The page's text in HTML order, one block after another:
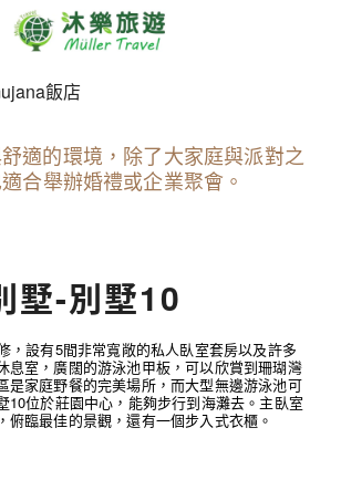
適的環境，除了大家庭與派對之
合舉辦婚禮或企業聚會。
墅-別墅10
，設有5間非常寬敞的私人臥室套房以及許多
息室，廣闊的游泳池甲板，可以欣賞到珊瑚灣
是家庭野餐的完美場所，而大型無邊游泳池可
10位於莊園中心，能夠步行到海灘去。主臥室
俯臨最佳的景觀，還有一個步入式衣櫃。